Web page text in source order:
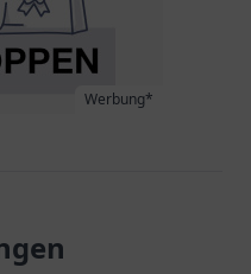
Werbung*